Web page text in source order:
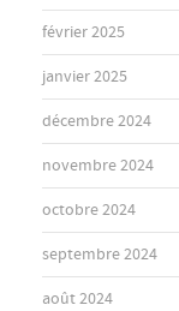
février 2025
janvier 2025
décembre 2024
novembre 2024
octobre 2024
septembre 2024
août 2024